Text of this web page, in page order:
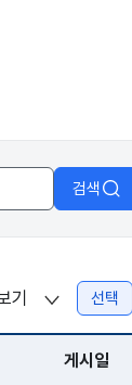
검색
선택
게시일